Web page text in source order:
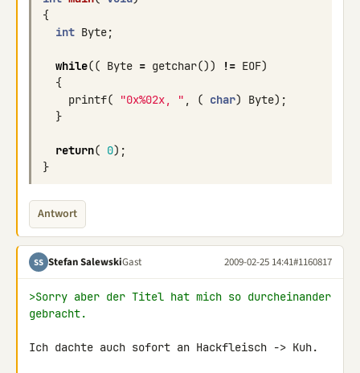
{
int Byte;
while(( Byte = getchar()) != EOF)
{
printf( "0x%02x, " , ( char) Byte);
}
return( 0);
}
Antwort
SS Stefan SalewskiGast 2009-02-25 14:41#1160817
>Sorry aber der Titel hat mich so durcheinander
gebracht.
Ich dachte auch sofort an Hackfleisch -> Kuh.